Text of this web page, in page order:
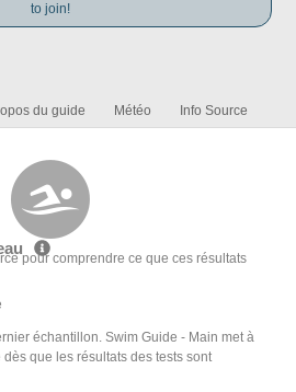
to join!
du guide Météo Info Source
pour comprendre ce que ces résultats
échantillon. Swim Guide - Main met à
que les résultats des tests sont